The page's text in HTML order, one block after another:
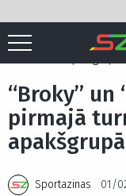
Sākums E-sports /
“Broky” un
pirmajā
apakšgrupā
Sportazinas 01/